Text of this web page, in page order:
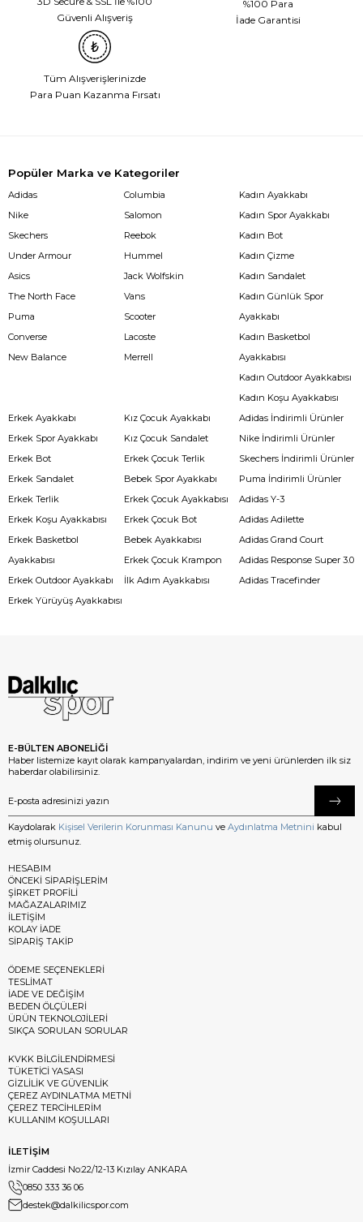
Güvenli Alışveriş
%100 Para
İade Garantisi
Tüm Alışverişlerinizde
Para Puan Kazanma Fırsatı
Popüler Marka ve Kategoriler
Adidas
Nike
Skechers
Under Armour
Asics
The North Face
Puma
Converse
New Balance
Columbia
Salomon
Reebok
Hummel
Jack Wolfskin
Vans
Scooter
Lacoste
Merrell
Kadın Ayakkabı
Kadın Spor Ayakkabı
Kadın Bot
Kadın Çizme
Kadın Sandalet
Kadın Günlük Spor
Ayakkabı
Kadın Basketbol
Ayakkabısı
Kadın Outdoor Ayakkabısı
Kadın Koşu Ayakkabısı
Erkek Ayakkabı
Erkek Spor Ayakkabı
Erkek Bot
Erkek Sandalet
Erkek Terlik
Erkek Koşu Ayakkabısı
Erkek Basketbol
Ayakkabısı
Erkek Outdoor Ayakkabı
Erkek Yürüyüş Ayakkabısı
Kız Çocuk Ayakkabı
Kız Çocuk Sandalet
Erkek Çocuk Terlik
Bebek Spor Ayakkabı
Erkek Çocuk Ayakkabısı
Erkek Çocuk Bot
Bebek Ayakkabısı
Erkek Çocuk Krampon
İlk Adım Ayakkabısı
Adidas İndirimli Ürünler
Nike İndirimli Ürünler
Skechers İndirimli Ürünler
Puma İndirimli Ürünler
Adidas Y-3
Adidas Adilette
Adidas Grand Court
Adidas Response Super 3.0
Adidas Tracefinder
E-BÜLTEN ABONELİĞİ
Haber listemize kayıt olarak kampanyalardan, indirim ve yeni ürünlerden ilk siz
haberdar olabilirsiniz.
Kaydolarak Kişisel Verilerin Korunması Kanunu ve Aydınlatma Metnini kabul
etmiş olursunuz.
HESABIM
ÖNCEKİ SİPARİŞLERİM
ŞİRKET PROFİLİ
MAĞAZALARIMIZ
İLETİŞİM
KOLAY İADE
SİPARİŞ TAKİP
ÖDEME SEÇENEKLERİ
TESLİMAT
İADE VE DEĞİŞİM
BEDEN ÖLÇÜLERİ
ÜRÜN TEKNOLOJİLERİ
SIKÇA SORULAN SORULAR
KVKK BİLGİLENDİRMESİ
TÜKETİCİ YASASI
GİZLİLİK VE GÜVENLİK
ÇEREZ AYDINLATMA METNİ
ÇEREZ TERCİHLERİM
KULLANIM KOŞULLARI
İLETİŞİM
İzmir Caddesi No:22/12-13 Kızılay ANKARA
0850 333 36 06
destek@dalkilicspor.com